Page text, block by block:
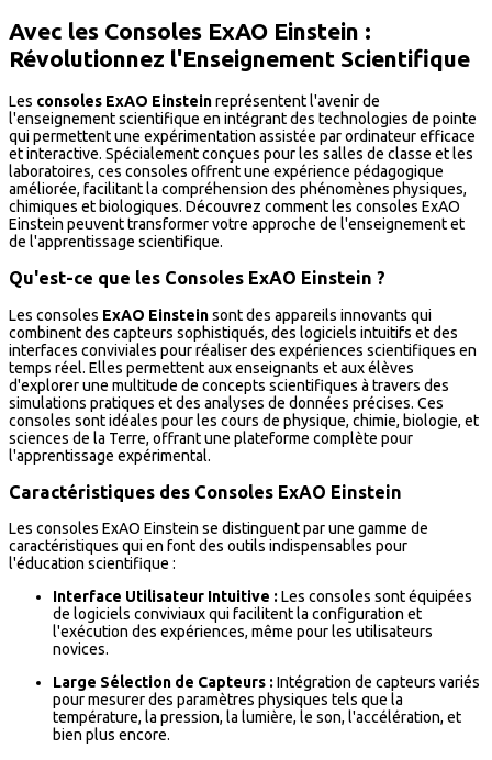
Avec les Consoles ExAO Einstein :
Révolutionnez l'Enseignement Scientifique
Les consoles ExAO Einsteinreprésentent l'avenir de
l'enseignement scientifique en intégrant des technologies de pointe
qui permettent une expérimentation assistée par ordinateur efficace
et interactive. Spécialement conçues pour les salles de classe et les
laboratoires, ces consoles offrent une expérience pédagogique
améliorée, facilitant la compréhension des phénomènes physiques,
chimiques et biologiques. Découvrez comment les consoles ExAO
Einstein peuvent transformer votre approche de l'enseignement et
de l'apprentissage scientifique.
Qu'est-ce que les Consoles ExAO Einstein ?
Les consoles ExAO Einsteinsont des appareils innovants qui
combinent des capteurs sophistiqués, des logiciels intuitifs et des
interfaces conviviales pour réaliser des expériences scientifiques en
temps réel. Elles permettent aux enseignants et aux élèves
d'explorer une multitude de concepts scientifiques à travers des
simulations pratiques et des analyses de données précises. Ces
consoles sont idéales pour les cours de physique, chimie, biologie, et
sciences de la Terre, offrant une plateforme complète pour
l'apprentissage expérimental.
Caractéristiques des Consoles ExAO Einstein
Les consoles ExAO Einstein se distinguent par une gamme de
caractéristiques qui en font des outils indispensables pour
l'éducation scientifique :
Interface Utilisateur Intuitive : Les consoles sont équipées
de logiciels conviviaux qui facilitent la configuration et
l'exécution des expériences, même pour les utilisateurs
novices.
Large Sélection de Capteurs : Intégration de capteurs variés
pour mesurer des paramètres physiques tels que la
température, la pression, la lumière, le son, l'accélération, et
bien plus encore.